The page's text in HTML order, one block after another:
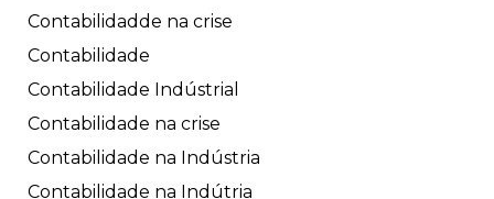
Contabilidadde na crise
Contabilidade
Contabilidade Indústrial
Contabilidade na crise
Contabilidade na Indústria
Contabilidade na Indútria